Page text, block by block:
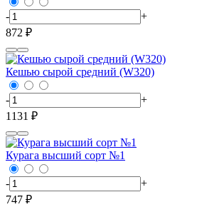
-
+
872 ₽
Кешью сырой средний (W320)
-
+
1131 ₽
Курага высший сорт №1
-
+
747 ₽